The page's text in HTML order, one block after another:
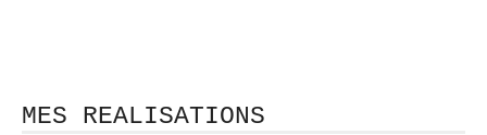
MES REALISATIONS